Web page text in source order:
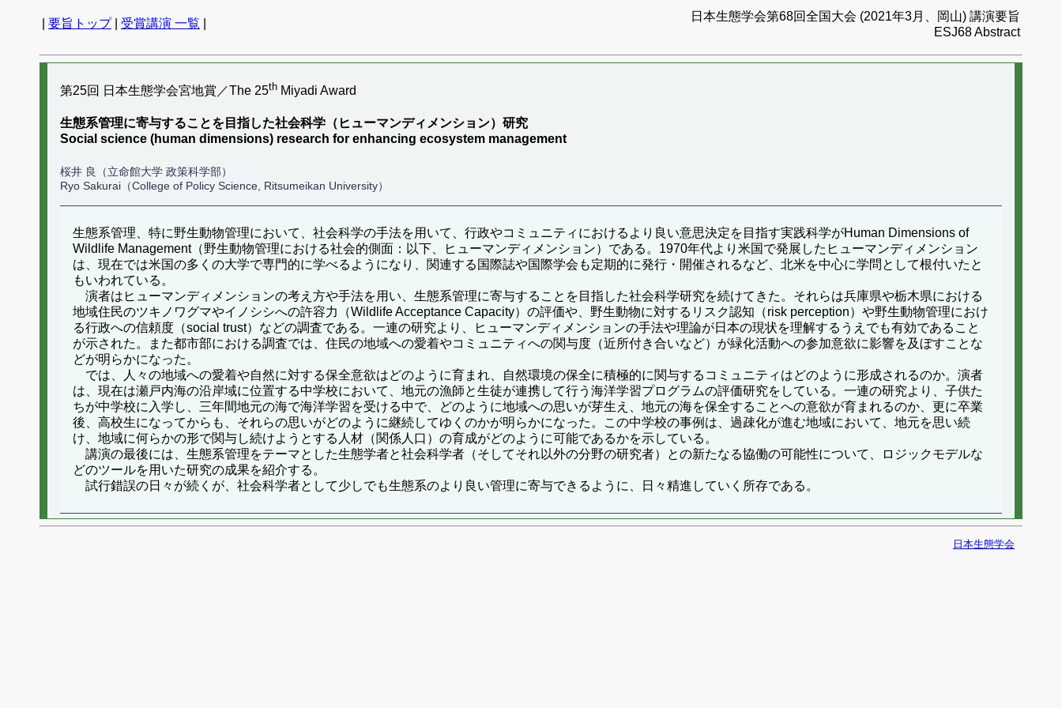
要旨トップ| 受賞講演 一覧
日本生態学会第68回全国大会 (2021年3月、岡山) 講演要旨
ESJ68 Abstract
第25回 日本生態学会宮地賞／The 25th Miyadi Award
生態系管理に寄与することを目指した社会科学（ヒューマンディメンション）研究
Social science (human dimensions) research for enhancing ecosystem management
桜井 良（立命館大学 政策科学部）
Ryo Sakurai（College of Policy Science, Ritsumeikan University）
生態系管理、特に野生動物管理において、社会科学の手法を用いて、行政やコミュニティにおけるより良い意思決定を目指す実践科学がHuman Dimensions of
Wildlife Management（野生動物管理における社会的側面：以下、ヒューマンディメンション）である。1970年代より米国で発展したヒューマンディメンション
は、現在では米国の多くの大学で専門的に学べるようになり、関連する国際誌や国際学会も定期的に発行・開催されるなど、北米を中心に学問として根付いたと
もいわれている。
演者はヒューマンディメンションの考え方や手法を用い、生態系管理に寄与することを目指した社会科学研究を続けてきた。それらは兵庫県や栃木県における
地域住民のツキノワグマやイノシシへの許容力（Wildlife Acceptance Capacity）の評価や、野生動物に対するリスク認知（risk perception）や野生動物管理におけ
る行政への信頼度（social trust）などの調査である。一連の研究より、ヒューマンディメンションの手法や理論が日本の現状を理解するうえでも有効であること
が示された。また都市部における調査では、住民の地域への愛着やコミュニティへの関与度（近所付き合いなど）が緑化活動への参加意欲に影響を及ぼすことな
どが明らかになった。
では、人々の地域への愛着や自然に対する保全意欲はどのように育まれ、自然環境の保全に積極的に関与するコミュニティはどのように形成されるのか。演者
は、現在は瀬戸内海の沿岸域に位置する中学校において、地元の漁師と生徒が連携して行う海洋学習プログラムの評価研究をしている。一連の研究より、子供た
ちが中学校に入学し、三年間地元の海で海洋学習を受ける中で、どのように地域への思いが芽生え、地元の海を保全することへの意欲が育まれるのか、更に卒業
後、高校生になってからも、それらの思いがどのように継続してゆくのかが明らかになった。この中学校の事例は、過疎化が進む地域において、地元を思い続
け、地域に何らかの形で関与し続けようとする人材（関係人口）の育成がどのように可能であるかを示している。
講演の最後には、生態系管理をテーマとした生態学者と社会科学者（そしてそれ以外の分野の研究者）との新たなる協働の可能性について、ロジックモデルな
どのツールを用いた研究の成果を紹介する。
試行錯誤の日々が続くが、社会科学者として少しでも生態系のより良い管理に寄与できるように、日々精進していく所存である。
日本生態学会